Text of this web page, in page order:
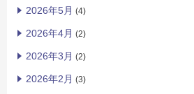
2026年5月 (4)
2026年4月 (2)
2026年3月 (2)
2026年2月 (3)